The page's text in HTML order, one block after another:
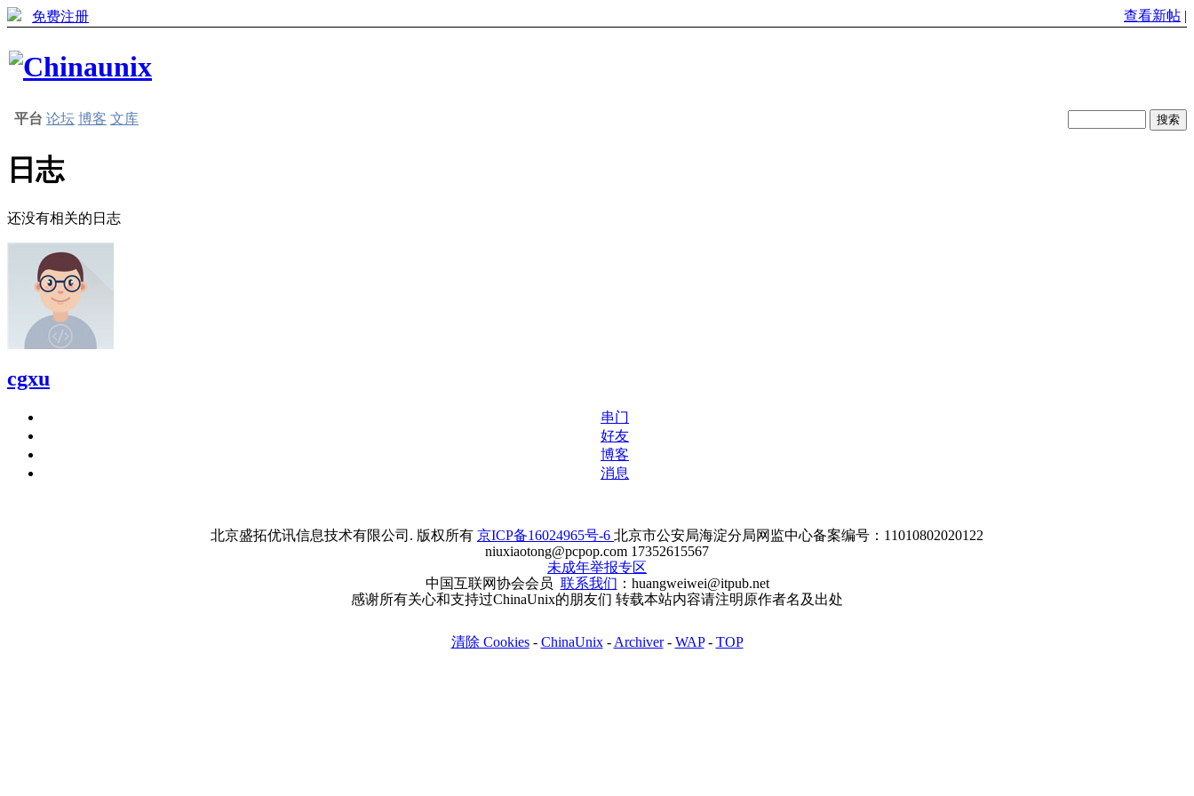
免费注册 查看新帖 |
平台 论坛 博客 文库
日志
还没有相关的日志
cgxu
串门
好友
博客
消息
北京盛拓优讯信息技术有限公司. 版权所有 京ICP备16024965号-6 北京市公安局海淀分局网监中心备案编号：11010802020122
niuxiaotong@pcpop.com 17352615567
未成年举报专区
中国互联网协会会员 联系我们 ：huangweiwei@itpub.net
感谢所有关心和支持过ChinaUnix的朋友们 转载本站内容请注明原作者名及出处
清除 Cookies- ChinaUnix- Archiver- WAP- TOP